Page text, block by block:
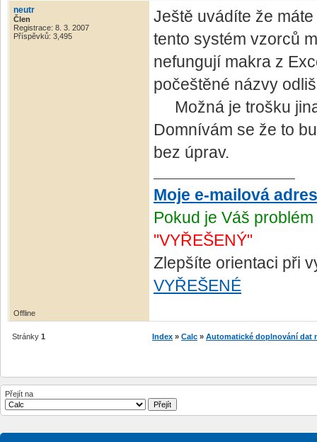
neutr
Člen
Registrace: 8. 3. 2007
Příspěvků: 3,495
Ještě uvádíte že
tento systém vzorců
nefungují makra z
počeštěné názvy
Možná je trošku
Domnívám se že to
bez úprav.
Moje e-mailová
Pokud je Váš
"VYŘEŠENÝ"
Zlepšíte orientaci při
VYŘEŠENÉ
Offline
Stránky 1 Index » Calc » Automatické doplnování dat
Přejít na